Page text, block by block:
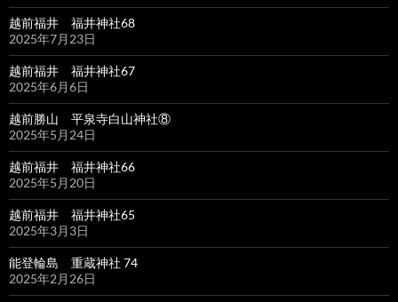
越前福井 福井神社68
2025年7月23日
越前福井 福井神社67
2025年6月6日
越前勝山 平泉寺白山神社⑧
2025年5月24日
越前福井 福井神社66
2025年5月20日
越前福井 福井神社65
2025年3月3日
能登輪島 重蔵神社 74
2025年2月26日